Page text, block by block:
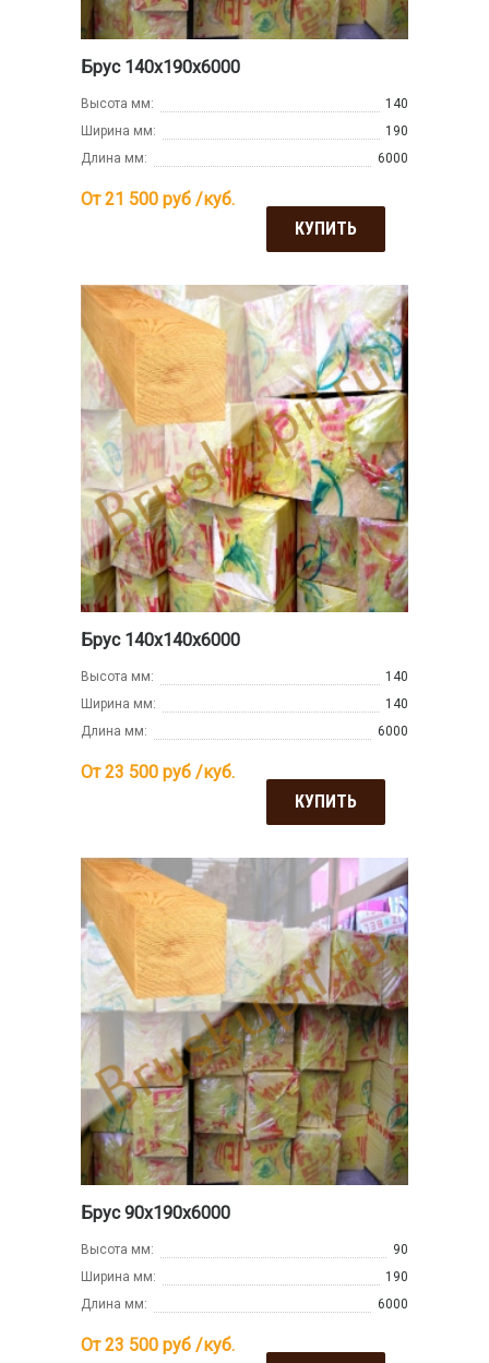
Брус 140х190х6000
Высота мм:
140
Ширина мм:
190
Длина мм:
6000
От 21 500 руб /куб.
КУПИТЬ
Брус 140х140х6000
Высота мм:
140
Ширина мм:
140
Длина мм:
6000
От 23 500 руб /куб.
КУПИТЬ
Брус 90х190х6000
Высота мм:
90
Ширина мм:
190
Длина мм:
6000
От 23 500 руб /куб.